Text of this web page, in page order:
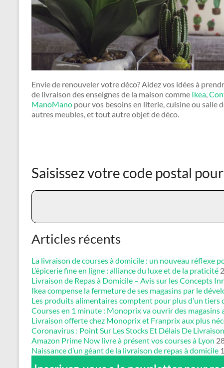
Envie de renouveler votre déco? Aidez vos idées à
de livraison des enseignes de la maison comme Ikea,
ManoMano pour vos besoins en literie, cuisine ou salle
autres meubles, et tout autre objet de déco.
Saisissez votre code postal
Articles récents
La livraison de courses à domicile : un nouveau réflexe
L’épicerie fine en ligne : alliance du luxe et de la praticité
Livraison de Repas à Domicile – Avis sur les Concepts
Ikea compense la fermeture de ses magasins par le
Les produits alimentaires comptent pour plus d’un
Courses en 1 minute : Monoprix va ouvrir des magasins
Livraison offerte chez Monoprix et Franprix aux plus
Coronavirus : Point Sur Les Stocks Et Délais De
Amazon Prime Now livre à présent vos courses à Lyon
Naissance d’un géant de la livraison de repas à domicile